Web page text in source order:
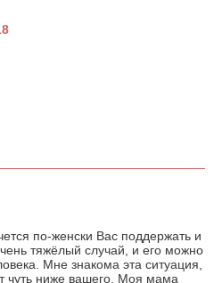
по-женски Вас поддержать и
тяжёлый случай, и его можно
Мне знакома эта ситуация,
чуть ниже вашего. Моя мама